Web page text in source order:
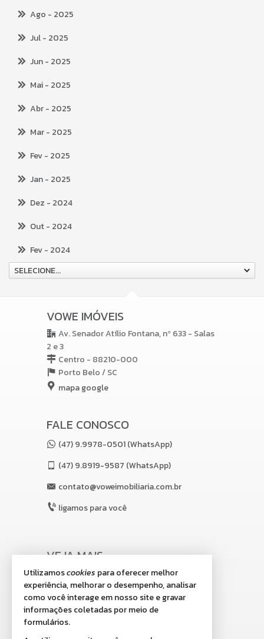
Ago - 2025
Jul- 2025
Jun- 2025
Mai- 2025
Abr- 2025
Mar- 2025
Fev- 2025
Jan- 2025
Dez - 2024
Out- 2024
Fev- 2024
SELECIONE...
VOWE IMÓVEIS
Av. Senador Atílio Fontana, nº 633 - Salas
2 e 3
Centro - 88210-000
Porto Belo /SC
mapa google
FALE CONOSCO
(47) 9.9978-0501 (WhatsApp)
(47)9.8919-9587 (WhatsApp)
contato@voweimobiliaria.com.br
ligamos para você
VEJA MAIS
receba nosso newsletter
indicadores financeiros
cadastre seu imóvel
Utilizamoscookies para oferecer melhor
experiência, melhorar o desempenho, analisar
como você interage em nosso site e gravar
informações coletadas por meio de
formulários.